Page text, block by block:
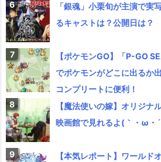
「銀魂」小栗旬が主演で
るキャストは？公開日は？
【ポケモンGO】「P-GO
でポケモンがどこに出るか
コンプリートに便利！
【魔法使いの嫁】オリジナ
映画館で見れるよ(｀・ω・
【本気レポート】ワールド